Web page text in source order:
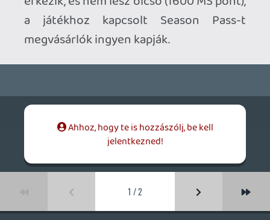
1 / 2
honnan tudnám!! Ezért kérdeztem rá! 😃
2012.10.18 14:58:58
Elhiszed, ha beírod a Tubába, hogy
Furfangos részvényes, akkor 1találat és
liquid 2012.10.18 10:40:21